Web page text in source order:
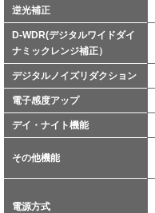
逆光補正
D-WDR(デジタルワイドダイ
ナミックレンジ補正）
デジタルノイズリダクション
電子感度アップ
デイ・ナイト機能
その他機能
電源方式